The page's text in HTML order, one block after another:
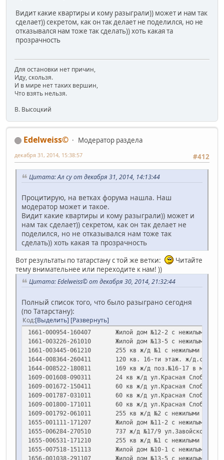
Видит какие квартиры и кому разыграли)) может и нам так
сделает)) секретом, как он так делает не поделился, но не
отказывался нам тоже так сделать)) хоть какая та
прозрачность
Для остановки нет причин,
Иду, скользя.
И в мире нет таких вершин,
Что взять нельзя.
В. Высоцкий
Edelweiss©
Модератор раздела
#412
декабря 31, 2014, 15:38:57
Цитата: Ал су от декабря 31, 2014, 14:13:44
Процитирую, на ветках форума нашла. Наш
модератор может и такое.
Видит какие квартиры и кому разыграли)) может и
нам так сделает)) секретом, как он так делает не
поделился, но не отказывался нам тоже так
сделать)) хоть какая та прозрачность
Вот результаты по татарстану с той же ветки:
Читайте
тему внимательнее или переходите к нам! ))
Цитата: Edelweiss© от декабря 30, 2014, 21:32:44
Полный список того, что было разыграно сегодня
(по Татарстану):
Код Выделить Развернуть
1661-000954-160407
Жилой дом №12-2 с нежилыми
1661-003226-261010
Жилой дом №13-5 с нежилыми
1661-003445-061210
255 кв ж/д №1 с нежилыми
1644-008364-260411
120 кв. 16-ти этаж. ж/д.с
1644-008522-180811
169 кв ж/д поз.№16-17 в м/р
1609-001608-090311
24 кв ж/д ул.Красная Слобода
1609-001672-150411
60 кв ж/д ул.Красная Слобода,
1609-001787-031011
60 кв ж/д ул.Красная Слобода,
1609-001800-171011
60 кв ж/д ул.Красная Слобода,
1609-001792-061011
255 кв ж/д №2 с нежилыми
1655-001111-171207
Жилой дом №11-2 с нежилыми
1655-006284-270510
737 ж/д №17/9 ул.Завойского
1655-006531-171210
255 кв ж/д №1 с нежилыми
1655-007518-151113
Жилой дом №10-1 с нежилыми
1656-001038-291107
Жилой дом №13-5 с нежилыми